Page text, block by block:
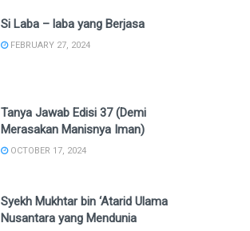
Si Laba – laba yang Berjasa
FEBRUARY 27, 2024
Tanya Jawab Edisi 37 (Demi
Merasakan Manisnya Iman)
OCTOBER 17, 2024
Syekh Mukhtar bin ‘Atarid Ulama
Nusantara yang Mendunia